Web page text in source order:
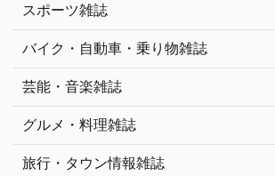
スポーツ雑誌
バイク・自動車・乗り物雑誌
芸能・音楽雑誌
グルメ・料理雑誌
旅行・タウン情報雑誌